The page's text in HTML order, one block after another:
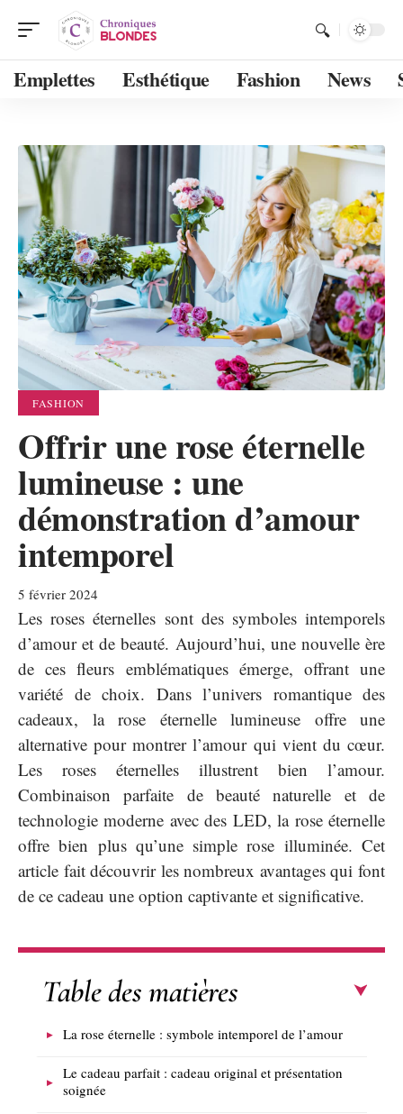
Emplettes Esthétique Fashion News
FASHION
Offrir une rose éternelle
lumineuse : une
démonstration d’amour
intemporel
5 février 2024
Les roses éternelles sont des symboles intemporels
d’amour et de beauté. Aujourd’hui, une nouvelle ère
de ces fleurs emblématiques émerge, offrant une
variété de choix. Dans l’univers romantique des
cadeaux, la rose éternelle lumineuse offre une
alternative pour montrer l’amour qui vient du cœur.
Les roses éternelles illustrent bien l’amour.
Combinaison parfaite de beauté naturelle et de
technologie moderne avec des LED, la rose éternelle
offre bien plus qu’une simple rose illuminée. Cet
article fait découvrir les nombreux avantages qui font
de ce cadeau une option captivante et significative.
Table des matières
La rose éternelle : symbole intemporel de l’amour
Le cadeau parfait : cadeau original et présentation
soignée